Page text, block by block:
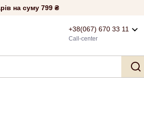
на суму 799 ₴
+38(067) 670 33 11
Call-center